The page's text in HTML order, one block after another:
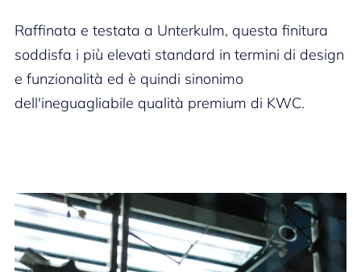
Raffinata e testata a Unterkulm, questa finitura
soddisfa i più elevati standard in termini di design
e funzionalità ed è quindi sinonimo
dell'ineguagliabile qualità premium di KWC.